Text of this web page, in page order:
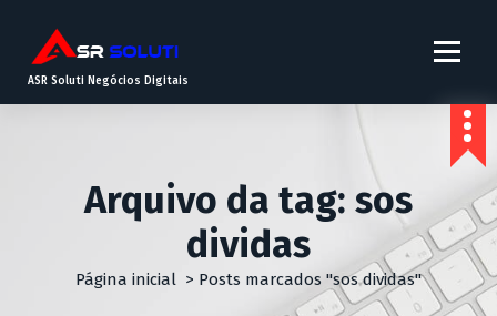
ASR Soluti Negócios Digitais
Arquivo da tag: sos
dividas
Página inicial > Posts marcados "sos dividas"